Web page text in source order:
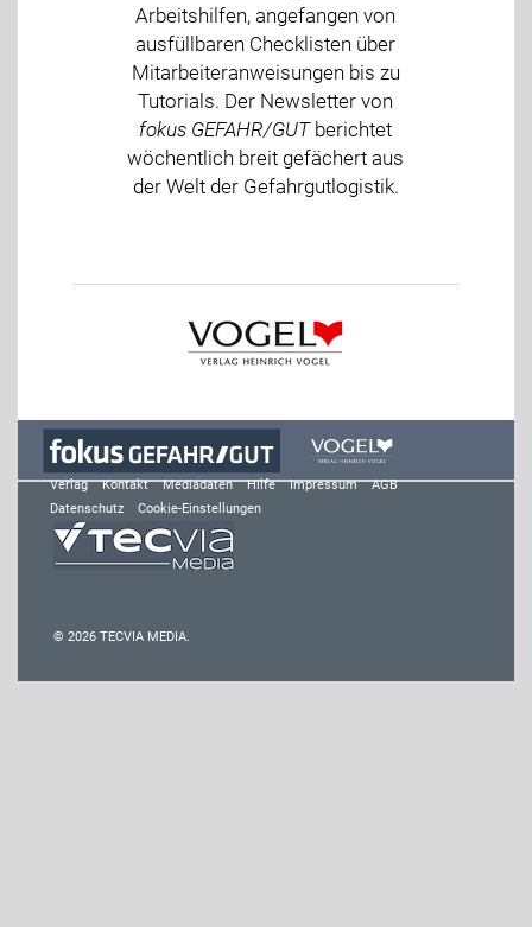
Arbeitshilfen, angefangen von
ausfüllbaren Checklisten über
Mitarbeiteranweisungen bis zu
Tutorials. Der Newsletter von
fokus GEFAHR/GUTberichtet
wöchentlich breit gefächert aus
der Welt der Gefahrgutlogistik.
Verlag Kontakt Mediadaten Hilfe Impressum
AGB
Datenschutz
Cookie-Einstellungen
© 2026 TECVIA MEDIA.